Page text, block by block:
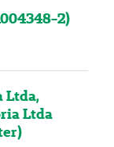
2)
Ltda,
Ltda